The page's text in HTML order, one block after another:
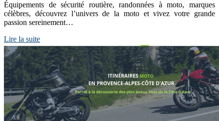
Équipements de sécurité routière, randonnées à moto, marques
célèbres, découvrez l’univers de la moto et vivez votre grande
passion sereinement…
Lire la suite